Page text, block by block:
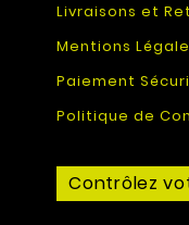
Livraisons et
Mentions
Paiement
Politique de
Contrôlez